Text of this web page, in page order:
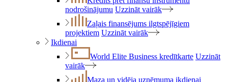
nodrošinājumu Uzzināt vairāk
Zaļais finansējums ilgtspējīgiem
projektiem Uzzināt vairāk
Ikdienai
World Elite Business kredītkarte Uzzināt
vairāk
Maza un vidēja uzņēmuma ikdienai